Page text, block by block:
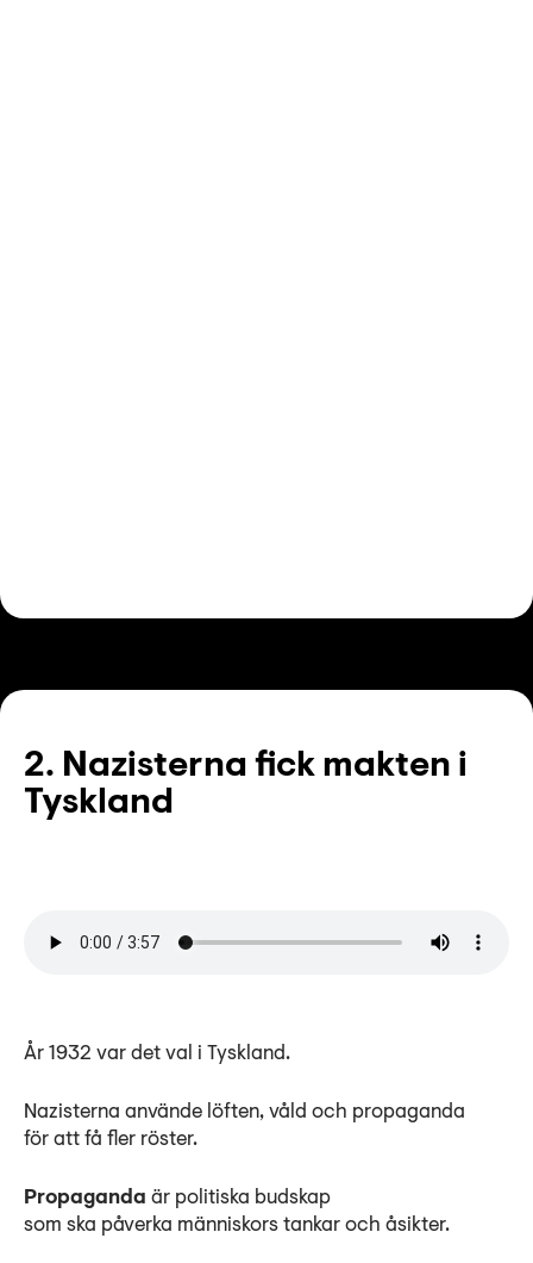
2. Nazisterna fick makten i
Tyskland
År 1932 var det val i Tyskland.
Nazisterna använde löften, våld och propaganda
för att få fler röster.
Propaganda är politiska budskap
som ska påverka människors tankar och åsikter.